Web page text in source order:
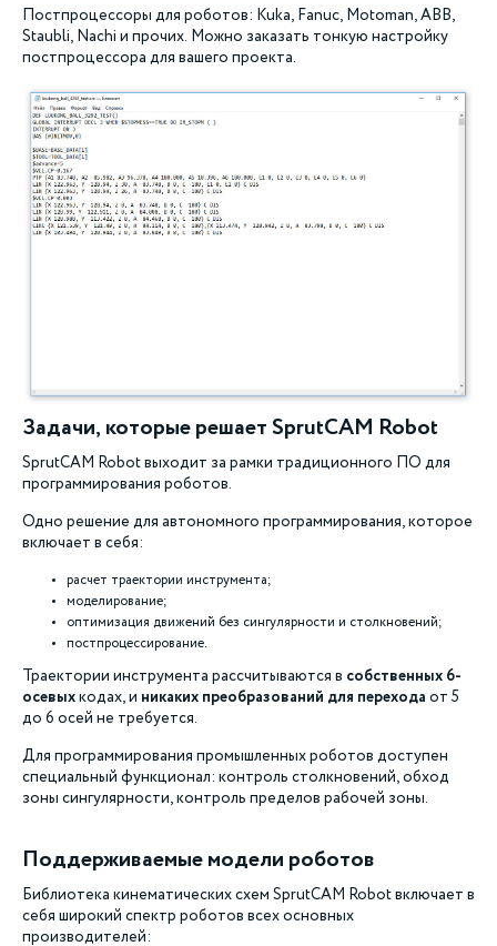
Постпроцессоры для роботов: Kuka, Fanuc, Motoman, ABB,
Staubli, Nachi и прочих. Можно заказать тонкую настройку
постпроцессора для вашего проекта.
Задачи, которые решает SprutCAM Robot
SprutCAM Robot выходит за рамки традиционного ПО для
программирования роботов.
Одно решение для автономного программирования, которое
включает в себя:
расчет траектории инструмента;
моделирование;
оптимизация движений без сингулярности и столкновений;
постпроцессирование.
Траектории инструмента рассчитываются в собственных 6-
осевых кодах, и никаких преобразований для перехода от 5
до 6 осей не требуется.
Для программирования промышленных роботов доступен
специальный функционал: контроль столкновений, обход
зоны сингулярности, контроль пределов рабочей зоны.
Поддерживаемые модели роботов
Библиотека кинематических схем SprutCAM Robot включает в
себя широкий спектр роботов всех основных
производителей: